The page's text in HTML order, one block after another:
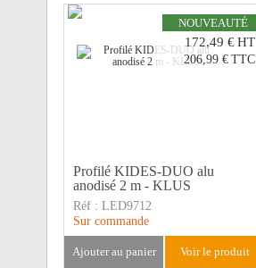
NOUVEAUTÉ
172,49 €HT
206,99 € TTC
Profilé KIDES-DUO alu
anodisé 2 m - KLUS
Réf : LED9712
Sur commande
ajouter au panier voir le produit